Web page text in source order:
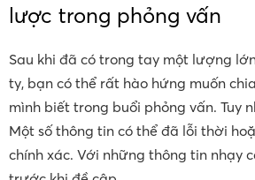
lược trong phỏng vấn
Sau khi đã có trong tay một lượng
ty, bạn có thể rất hào hứng muốn
mình biết trong buổi phỏng vấn. Tuy
Một số thông tin có thể đã lỗi thời
chính xác. Với những thông tin nhạy